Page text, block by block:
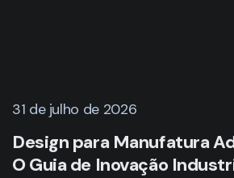
31 de julho de 2026
Design para Manufatura
O Guia de Inovação